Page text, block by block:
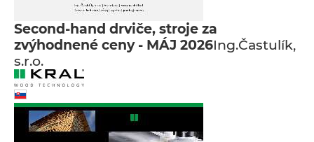
Second-hand drviče, stroje za
zvýhodnené ceny - MÁJ 2026Ing.Častulík,
s.r.o.